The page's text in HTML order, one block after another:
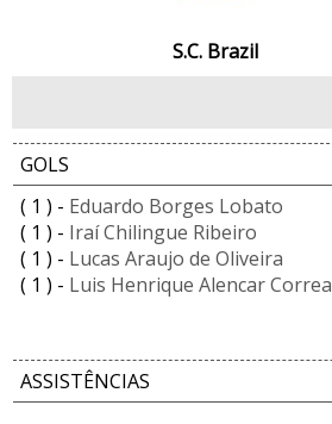
S.C. Brazil
GOLS
( 1 ) - Eduardo Borges Lobato
( 1 ) - Iraí Chilingue Ribeiro
( 1 ) - Lucas Araujo de Oliveira
( 1 ) - Luis Henrique Alencar Correa
ASSISTÊNCIAS